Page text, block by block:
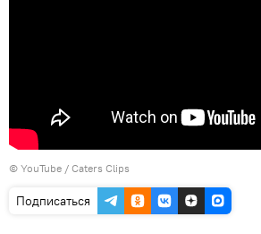
© YouTube / Caters Clips
Подписаться